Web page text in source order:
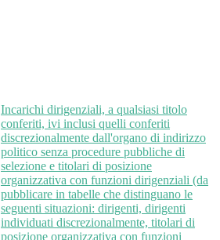
Incarichi dirigenziali, a qualsiasi titolo
conferiti, ivi inclusi quelli conferiti
discrezionalmente dall'organo di indirizzo
politico senza procedure pubbliche di
selezione e titolari di posizione
organizzativa con funzioni dirigenziali (da
pubblicare in tabelle che distinguano le
seguenti situazioni: dirigenti, dirigenti
individuati discrezionalmente, titolari di
posizione organizzativa con funzioni